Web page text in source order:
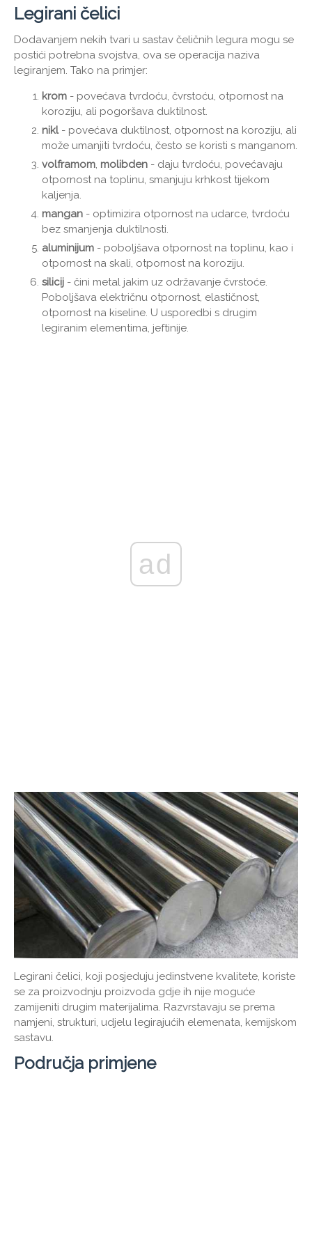
Legirani čelici
Dodavanjem nekih tvari u sastav čeličnih legura mogu se
postići potrebna svojstva, ova se operacija naziva
legiranjem. Tako na primjer:
krom - povećava tvrdoću, čvrstoću, otpornost na
koroziju, ali pogoršava duktilnost.
nikl- povećava duktilnost, otpornost na koroziju, ali
može umanjiti tvrdoću, često se koristi s manganom.
volframom, molibden - daju tvrdoću, povećavaju
otpornost na toplinu, smanjuju krhkost tijekom
kaljenja.
mangan - optimizira otpornost na udarce, tvrdoću
bez smanjenja duktilnosti.
aluminijum - poboljšava otpornost na toplinu, kao i
otpornost na skali, otpornost na koroziju.
silicij - čini metal jakim uz održavanje čvrstoće.
Poboljšava električnu otpornost, elastičnost,
otpornost na kiseline. U usporedbi s drugim
legiranim elementima, jeftinije.
ad
Legirani čelici, koji posjeduju jedinstvene kvalitete, koriste
se za proizvodnju proizvoda gdje ih nije moguće
zamijeniti drugim materijalima. Razvrstavaju se prema
namjeni, strukturi, udjelu legirajućih elemenata, kemijskom
sastavu.
Područja primjene